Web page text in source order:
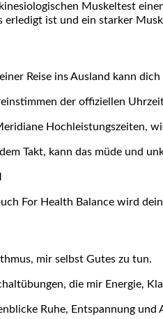
Muskeltest
erledigt ist und ein starker
Reise ins Ausland kann
der offiziellen
Hochleistungszeiten,
Takt, kann das müde und
For Health Balance wird
mir selbst Gutes zu tun.
die mir Energie,
Ruhe, Entspannung